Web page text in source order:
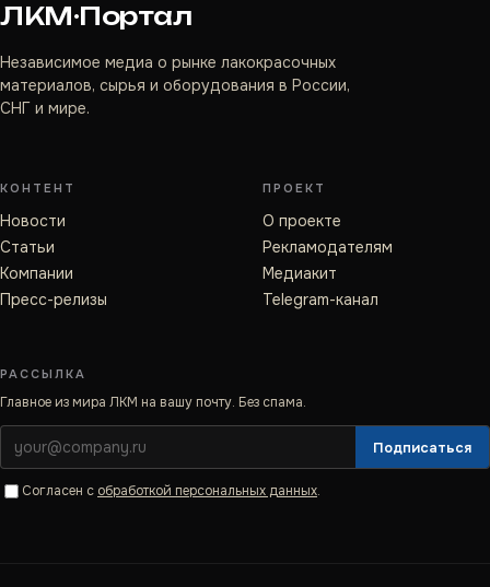
ЛКМ·Портал
Независимое медиа о рынке лакокрасочных
материалов, сырья и оборудования в России,
СНГ и мире.
КОНТЕНТ
Новости
Статьи
Компании
Пресс-релизы
ПРОЕКТ
О проекте
Рекламодателям
Медиакит
Telegram-канал
РАССЫЛКА
Главное из мира ЛКМ на вашу почту. Без спама.
Подписаться
Согласен с обработкой персональных данных.